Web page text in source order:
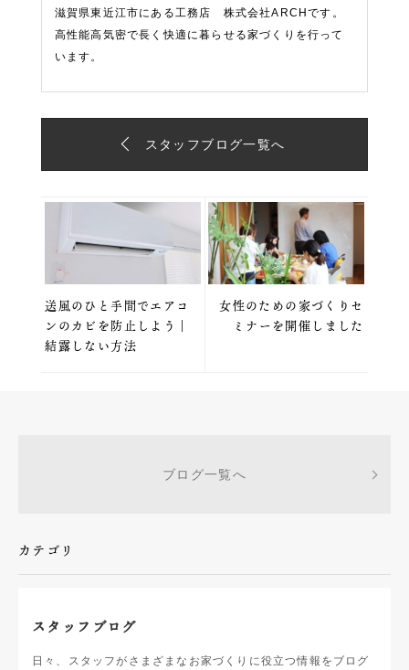
滋賀県東近江市にある工務店 株式会社ARCHです。
高性能高気密で長く快適に暮らせる家づくりを行って
います。
スタッフブログ一覧へ
送風のひと手間でエアコ
ンのカビを防止しよう｜
結露しない方法
女性のための家づくりセ
ミナーを開催しました
ブログ一覧へ
カテゴリ
スタッフブログ
日々、スタッフがさまざまなお家づくりに役立つ情報をブログ